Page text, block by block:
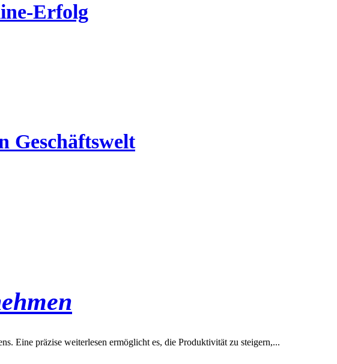
Erfolg
Geschäftswelt
Eine präzise weiterlesen ermöglicht es, die Produktivität zu steigern,...